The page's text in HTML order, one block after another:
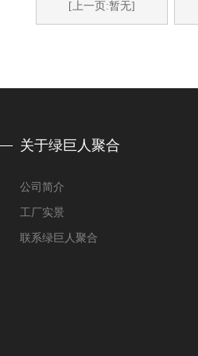
[上一页:暂无]
关于绿巨人聚合
公司简介
工厂实景
联系绿巨人聚合